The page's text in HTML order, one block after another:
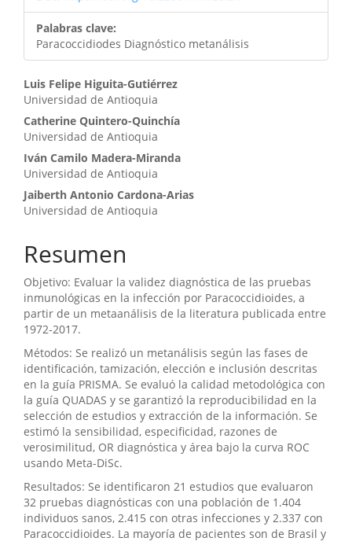
Palabras clave:
Paracoccidiodes Diagnóstico metanálisis
Contenido
principal
del
artículo
Luis Felipe Higuita-Gutiérrez
Universidad de Antioquia
Catherine Quintero-Quinchía
Universidad de Antioquia
Iván Camilo Madera-Miranda
Universidad de Antioquia
Jaiberth Antonio Cardona-Arias
Universidad de Antioquia
Resumen
Objetivo: Evaluar la validez diagnóstica de las pruebas
inmunológicas en la infección por Paracoccidioides, a
partir de un metaanálisis de la literatura publicada entre
1972-2017.
Métodos: Se realizó un metanálisis según las fases de
identificación, tamización, elección e inclusión descritas
en la guía PRISMA. Se evaluó la calidad metodológica con
la guía QUADAS y se garantizó la reproducibilidad en la
selección de estudios y extracción de la información. Se
estimó la sensibilidad, especificidad, razones de
verosimilitud, OR diagnóstica y área bajo la curva ROC
usando Meta-DiSc.
Resultados: Se identificaron 21 estudios que evaluaron
32 pruebas diagnósticas con una población de 1.404
individuos sanos, 2.415 con otras infecciones y 2.337 con
Paracoccidioides. La mayoría de pacientes son de Brasil y